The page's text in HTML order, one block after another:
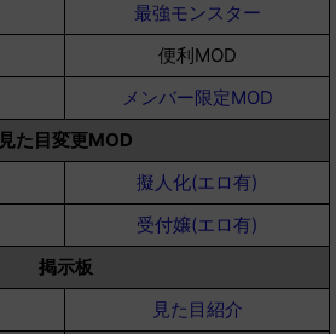
最強モンスター
便利MOD
メンバー限定MOD
見た目変更MOD
擬人化(エロ有)
受付嬢(エロ有)
掲示板
見た目紹介